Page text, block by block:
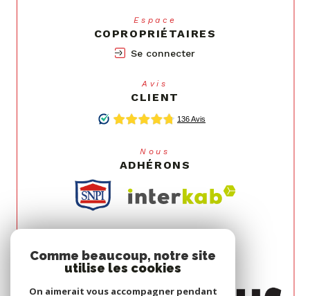
Espace
COPROPRIÉTAIRES
Se connecter
Avis
CLIENT
Nous
ADHÉRONS
Comme beaucoup, notre site
utilise les cookies
On aimerait vous accompagner pendant